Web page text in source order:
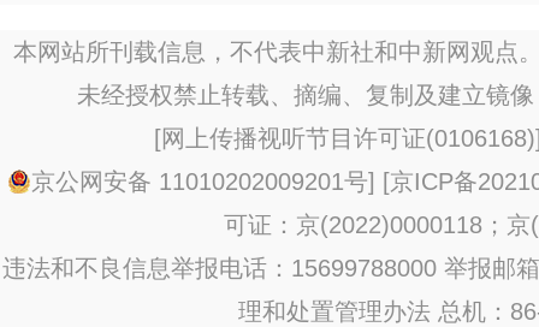
本网站所刊载信息，不代表中新社和中新网观点
未经授权禁止转载、摘编、复制及建立镜
[网上传播视听节目许可证(0106168)
京公网安备 11010202009201号] [京ICP备
可证：京(2022)0000118；京
违法和不良信息举报电话：15699788000 举报邮
理和处置管理办法 总机：